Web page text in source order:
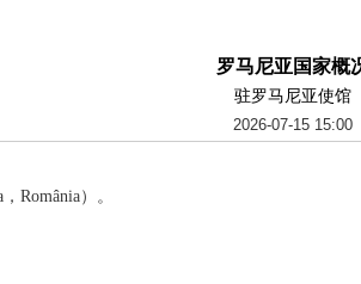
罗马尼亚国家概
驻罗马尼亚使馆
2026-07-15 15:00
România）。